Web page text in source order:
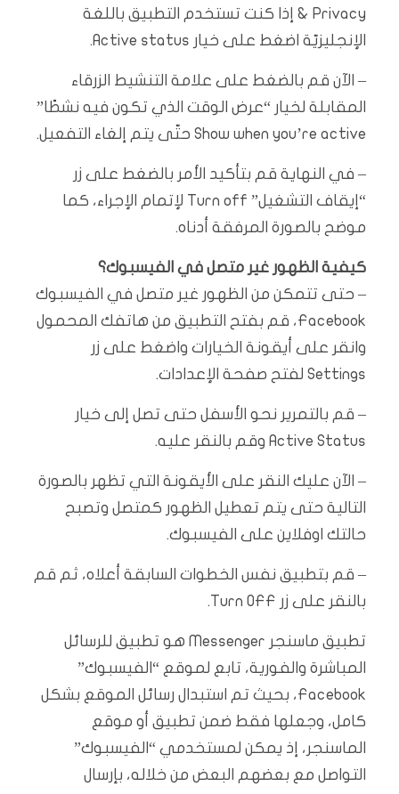
& Privacy إذا كنت تستخدم التطبيق باللغة
الإنجليزيّة اضغط على خيار Active status.
– الآن قم بالضغط على علامة التنشيط الزرقاء
المقابلة لخيار “عرض الوقت الذي تكون فيه نشطًا”
Show when you’re active حتّى يتم إلغاء التفعيل.
– في النهاية قم بتأكيد الأمر بالضغط على زر
“إيقاف التشغيل” Turn off لإتمام الإجراء، كما
موضح بالصورة المرفقة أدناه.
كيفية الظهور غير متصل في الفيسبوك؟
– حتى تتمكن من الظهور غير متصل في الفيسبوك
Facebook، قم بفتح التطبيق من هاتفك المحمول
وانقر على أيقونة الخيارات واضغط على زر
Settings لفتح صفحة الإعدادات.
– قم بالتمرير نحو الأسفل حتى تصل إلى خيار
Active Status وقم بالنقر عليه.
– الآن عليك النقر على الأيقونة التي تظهر بالصورة
التالية حتى يتم تعطيل الظهور كمتصل وتصبح
حالتك اوفلاين على الفيسبوك.
– قم بتطبيق نفس الخطوات السابقة أعلاه، ثم قم
بالنقر على زر Turn OFF.
تطبيق ماسنجر Messenger هو تطبيق للرسائل
المباشرة والفورية، تابع لموقع “الفيسبوك”
Facebook، بحيث تم استبدال رسائل الموقع بشكل
كامل، وجعلها فقط ضمن تطبيق أو موقع
الماسنجر، إذ يمكن لمستخدمي “الفيسبوك”
التواصل مع بعضهم البعض من خلاله، بإرسال